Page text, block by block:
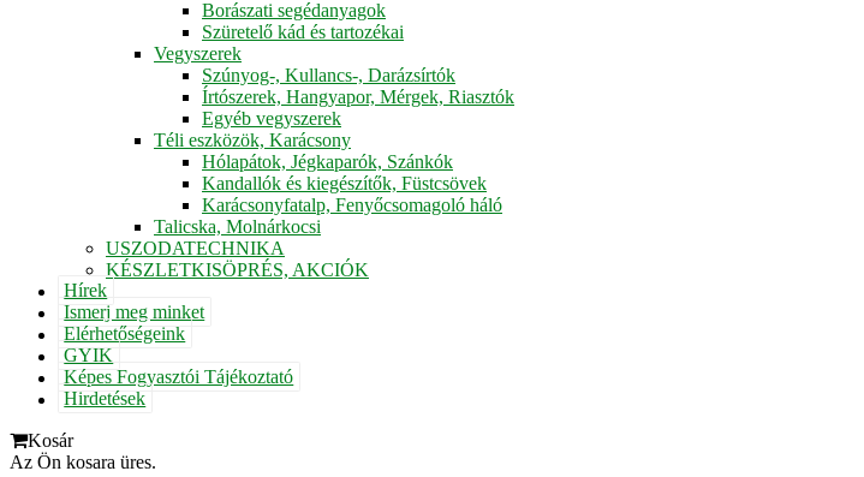
Borászati segédanyagok
Szüretelő kád és tartozékai
Vegyszerek
Szúnyog-, Kullancs-, Darázsírtók
Írtószerek, Hangyapor, Mérgek, Riasztók
Egyéb vegyszerek
Téli eszközök, Karácsony
Hólapátok, Jégkaparók, Szánkók
Kandallók és kiegészítők, Füstcsövek
Karácsonyfatalp, Fenyőcsomagoló háló
Talicska, Molnárkocsi
USZODATECHNIKA
KÉSZLETKISÖPRÉS, AKCIÓK
Hírek
Ismerj meg minket
Elérhetőségeink
GYIK
Képes Fogyasztói Tájékoztató
Hirdetések
Kosár
Az Ön kosara üres.